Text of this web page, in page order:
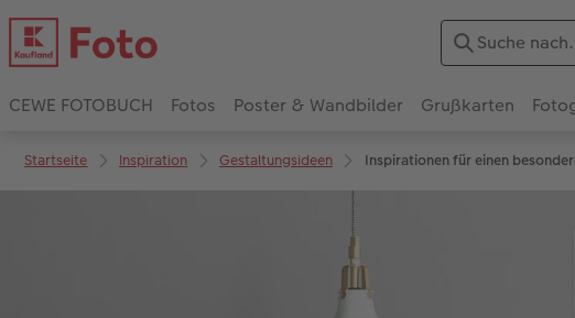
CEWE FOTOBUCH Fotos Poster & Wandbilder Grußkarten
Startseite Inspiration Gestaltungsideen Inspirationen für einen